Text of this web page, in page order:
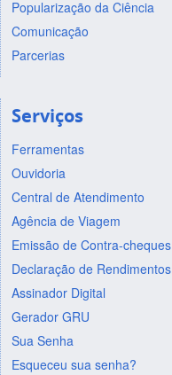
Popularização da Ciência
Comunicação
Parcerias
Serviços
Ferramentas
Ouvidoria
Central de Atendimento
Agência de Viagem
Emissão de Contra-cheques
Declaração de Rendimentos
Assinador Digital
Gerador GRU
Sua Senha
Esqueceu sua senha?